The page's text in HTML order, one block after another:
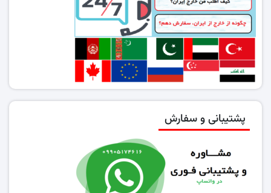
پشتیبانی و سفارش